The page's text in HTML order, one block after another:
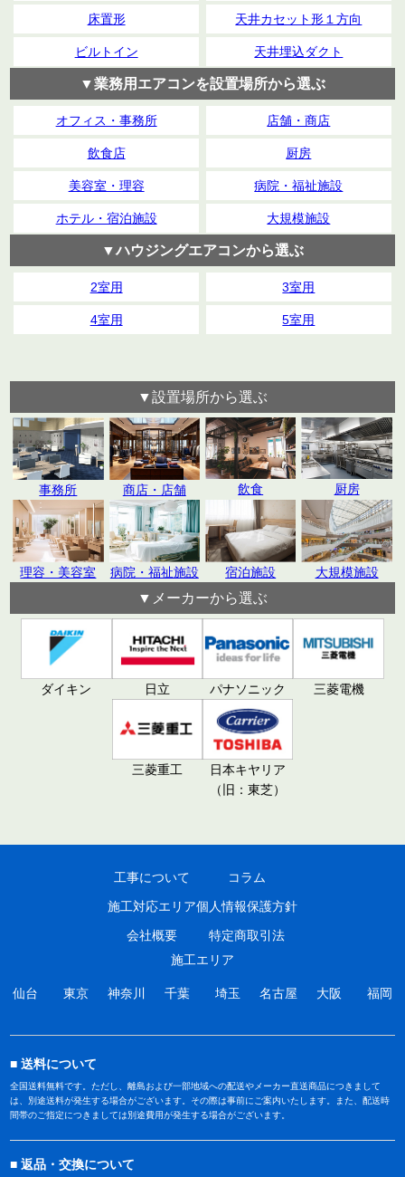
床置形 天井カセット形１方向
ビルトイン 天井埋込ダクト
▼業務用エアコンを設置場所から選ぶ
オフィス・事務所 店舗・商店
飲食店 厨房
美容室・理容 病院・福祉施設
ホテル・宿泊施設 大規模施設
▼ハウジングエアコンから選ぶ
2室用 3室用
4室用 5室用
▼設置場所から選ぶ
事務所 商店・店舗 飲食 厨房
理容・美容室 病院・福祉施設 宿泊施設 大規模施設
▼メーカーから選ぶ
ダイキン 日立 パナソニック 三菱電機
三菱重工
日本キヤリア
（旧：東芝）
工事について
施工対応エリア
会社概要
コラム
個人情報保護方針
特定商取引法
施工エリア
仙台 東京 神奈川 千葉 埼玉 名古屋 大阪 福岡
送料について
全国送料無料です。ただし、離島および一部地域への配送やメーカー直送商品につきまして
は、別途送料が発生する場合がございます。その際は事前にご案内いたします。また、配送時
間帯のご指定につきましては別途費用が発生する場合がございます。
返品・交換について